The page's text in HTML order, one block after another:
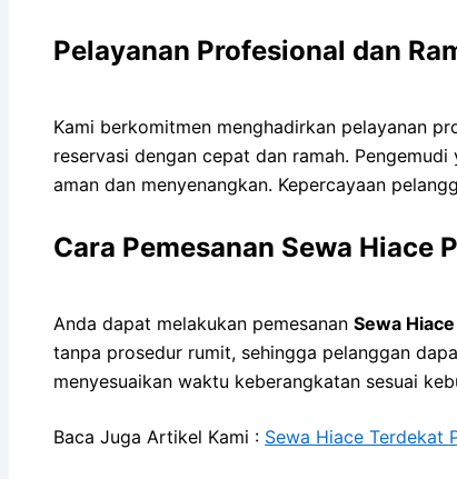
Pelayanan Profesional dan
Kami berkomitmen menghadirkan pelayanan
reservasi dengan cepat dan ramah.
aman dan menyenangkan. Kepercayaan
Cara Pemesanan Sewa Hiace
Anda dapat melakukan pemesanan Sewa
tanpa prosedur rumit, sehingga pelanggan
menyesuaikan waktu keberangkatan sesuai
Baca Juga Artikel Kami : Sewa Hiace Terdekat